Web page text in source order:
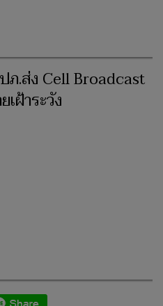
ภ.ส่ง Cell Broadcast
ฝ้าระวัง